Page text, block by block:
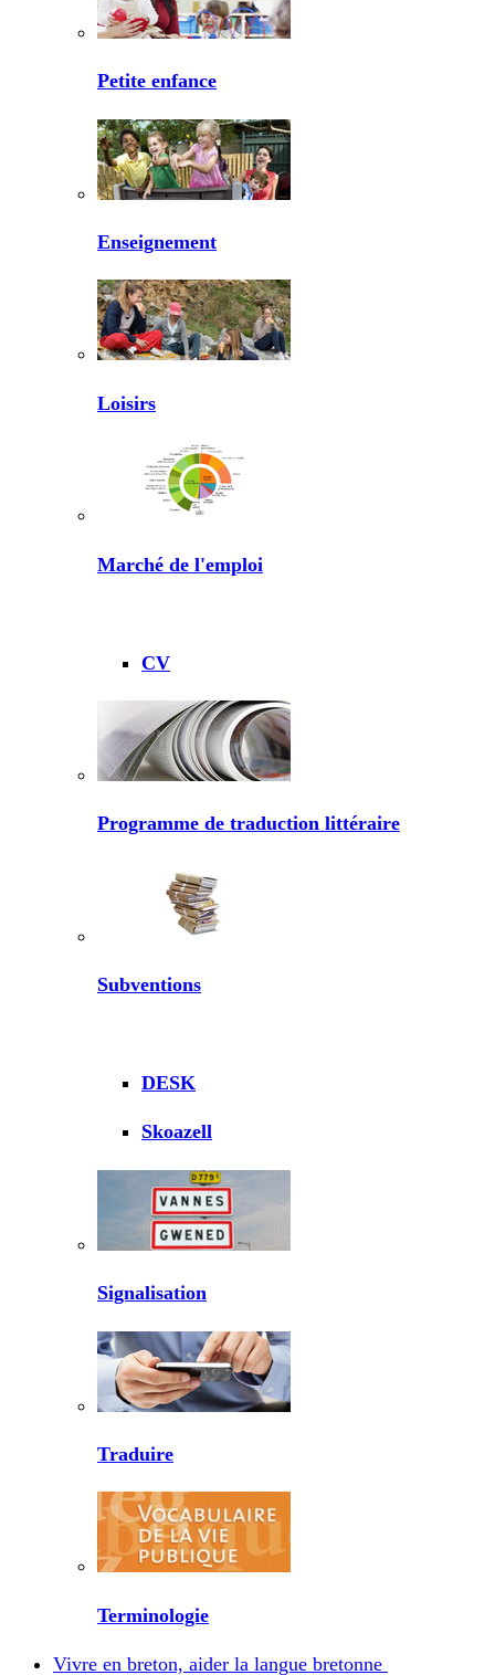
Petite enfance
Enseignement
Loisirs
Marché de l'emploi
CV
Programme de traduction littéraire
Subventions
DESK
Skoazell
Signalisation
Traduire
Terminologie
Vivre en breton, aider la langue bretonne